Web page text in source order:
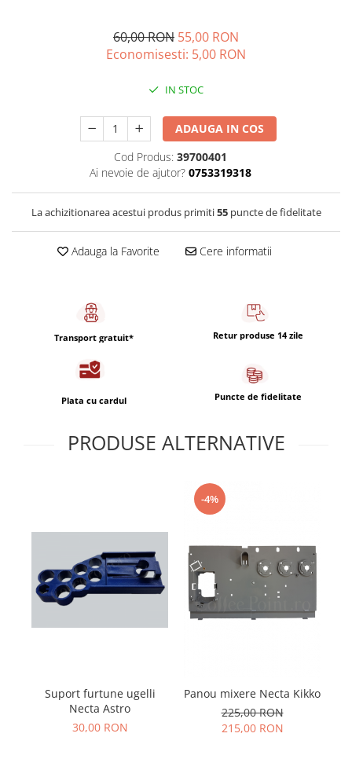
Cafea boabe Segafredo
Cafea boabe Julius Meinl
Alte branduri cafea
Cafea de specialitate
Cafea proaspat prajita
Cafea Etiopia
Cafea Columbia
Cafea Brazilia
Cafea Guatemala
Cafea Decofeinizata
Cafea Instant
Capsule de Cafea
Cafea macinata
Tastaturi si butoane
60,00 RON 55,00 RON
Economisesti: 5,00 RON
IN STOC
ADAUGA IN COS
Cod Produs: 39700401
Ai nevoie de ajutor? 0753319318
La achizitionarea acestui produs primiti55puncte de fidelitate
Adauga la Favorite Cere informatii
Transport gratuit* Retur produse 14 zile
Plata cu cardul Puncte de fidelitate
PRODUSE ALTERNATIVE
Suport furtune ugelli
Necta Astro
30,00 RON
-4%
Panou mixere Necta Kikko
225,00 RON
215,00 RON